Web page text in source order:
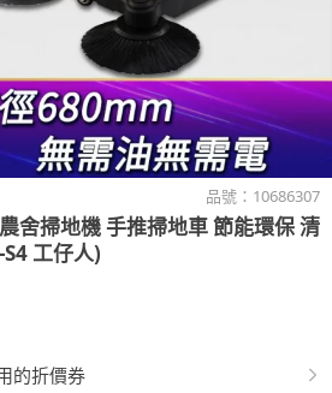
品號： 10686307
舍掃地機 手推掃地車 節能環保 清
工仔人)
的折價券